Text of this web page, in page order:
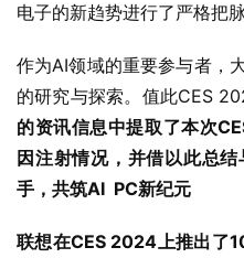
电子的新趋势进行了严格把脉
作为AI领域的重要参与者，
的研究与探索。值此CES
的资讯信息中提取了本次
因注射情况，并借以此总结
手，共筑AI  PC新纪元
联想在CES 2024上推出了